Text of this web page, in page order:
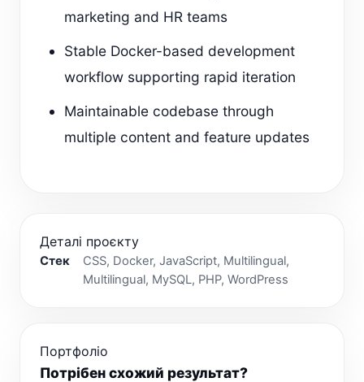
marketing and HR teams
Stable Docker-based development
workflow supporting rapid iteration
Maintainable codebase through
multiple content and feature updates
Деталі проєкту
Стек
CSS, Docker, JavaScript, Multilingual,
Multilingual, MySQL, PHP, WordPress
Портфоліо
Потрібен схожий результат?